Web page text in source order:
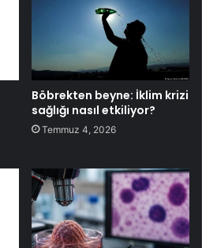
Böbrekten beyne: İklim krizi
sağlığı nasıl etkiliyor?
Temmuz 4, 2026